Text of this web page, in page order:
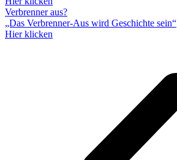
Verbrenner aus?
„Das Verbrenner-Aus wird Geschichte sein“
Hier klicken